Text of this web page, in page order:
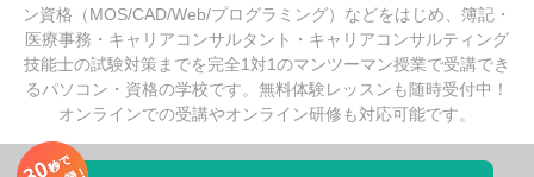
ン資格（MOS/CAD/Web/プログラミング）などをはじめ、簿記・
医療事務・キャリアコンサルタント・キャリアコンサルティング
技能士の試験対策までを完全1対1のマンツーマン授業で受講でき
るパソコン・資格の学校です。無料体験レッスンも随時受付中！
オンラインでの受講やオンライン研修も対応可能です。